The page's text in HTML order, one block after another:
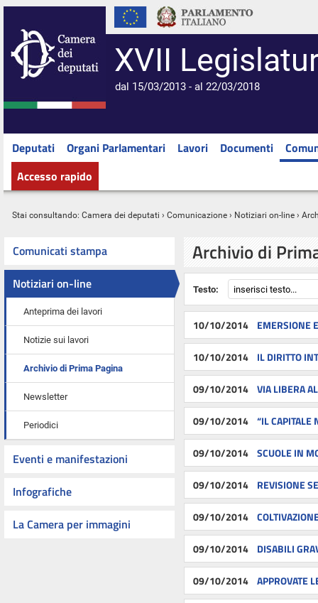
XVII
dal 15/03/2013 - al 22/03/2018
Deputati Organi Parlamentari Lavori Documenti
Accesso rapido
Stai consultando: Camera dei deputati › Comunicazione › Notiziari on-line ›
Comunicati stampa
Notiziari on-line
Anteprima dei lavori
Notizie sui lavori
Archivio di Prima Pagina
Newsletter
Periodici
Eventi e manifestazioni
Infografiche
La Camera per immagini
Archivio di
Testo:
10/10/2014 EMERSIONE
10/10/2014 IL DIRITTO
09/10/2014 VIA LIBERA
09/10/2014 “IL CAPITALE
09/10/2014 SCUOLE IN
09/10/2014 REVISIONE
09/10/2014
09/10/2014 DISABILI
09/10/2014 APPROVATE